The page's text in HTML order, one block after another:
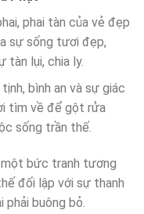
phai tàn của vẻ đẹp
sự sống tươi đẹp,
tàn lụi, chia ly.
bình an và sự giác
tìm về để gột rửa
sống trần thế.
một bức tranh tương
đối lập với sự thanh
phải buông bỏ.